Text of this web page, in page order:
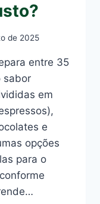
de 2025
entre 35
sabor
em
e
opções
para o